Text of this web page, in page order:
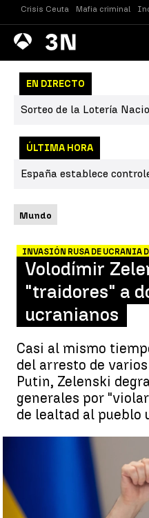
Crisis Ceuta Mafia criminal
Antena
3 Noticias
EN DIRECTO
Sorteo de la Lotería
ÚLTIMA HORA
España establece
Mundo
INVASIÓN RUSA DE UCRANIA
Volodímir
"traidores" a
ucranianos
Casi al mismo
del arresto de
Putin, Zelenski
generales por
de lealtad al pueblo